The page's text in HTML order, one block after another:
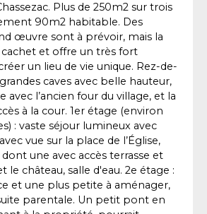
Plus de 250m2 sur trois
90m2 habitable. Des
œuvre sont à prévoir, mais la
cachet et offre un très fort
un lieu de vie unique. Rez-de-
caves avec belle hauteur,
avec l’ancien four du village, et la
à la cour. 1er étage (environ
: vaste séjour lumineux avec
vue sur la place de l’Église,
une avec accès terrasse et
le château, salle d'eau. 2e étage :
et une plus petite à aménager,
parentale. Un petit pont en